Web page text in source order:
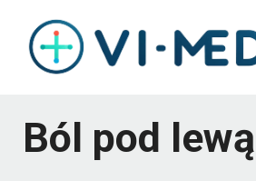
Przejdź
Ból pod lewą